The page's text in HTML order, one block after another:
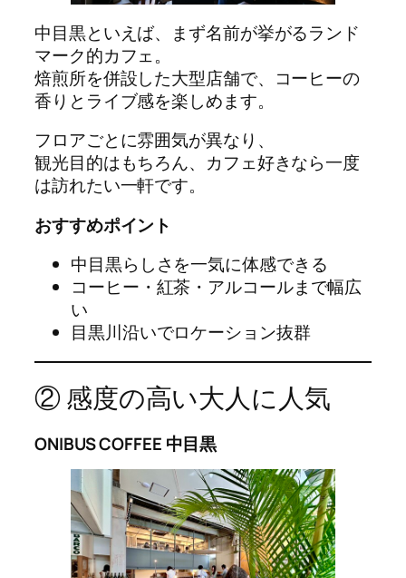
中目黒といえば、まず名前が挙がるランド
マーク的カフェ。
焙煎所を併設した大型店舗で、コーヒーの
香りとライブ感を楽しめます。
フロアごとに雰囲気が異なり、
観光目的はもちろん、カフェ好きなら一度
は訪れたい一軒です。
おすすめポイント
中目黒らしさを一気に体感できる
コーヒー・紅茶・アルコールまで幅広
い
目黒川沿いでロケーション抜群
② 感度の高い大人に人気
ONIBUS COFFEE 中目黒